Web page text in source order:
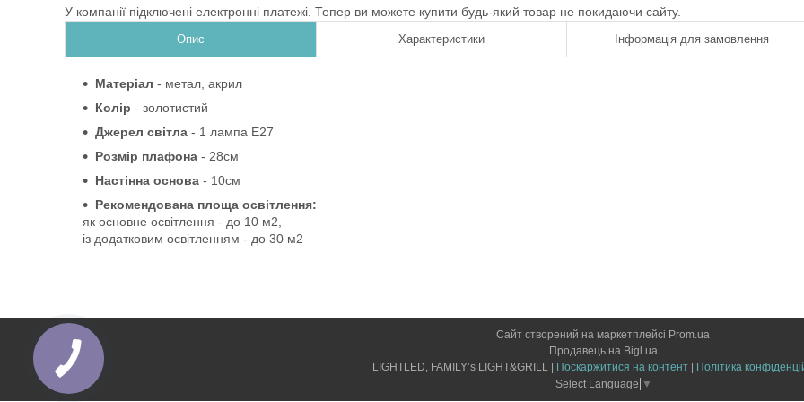
У компанії підключені електронні платежі. Тепер ви можете купити будь-який товар не покидаючи сайту.
Опис Характеристики Інформація для замовлення
Матеріал - метал, акрил
Колір - золотистий
Джерел світла - 1 лампа Е27
Розмір плафона - 28см
Настінна основа - 10см
Рекомендована площа освітлення:
як основне освітлення - до 10 м2,
із додатковим освітленням - до 30 м2
Сайт створений на маркетплейсі Prom.ua
Продавець на Bigl.ua
Поскаржитися на контент
Політика
Select Language ▼